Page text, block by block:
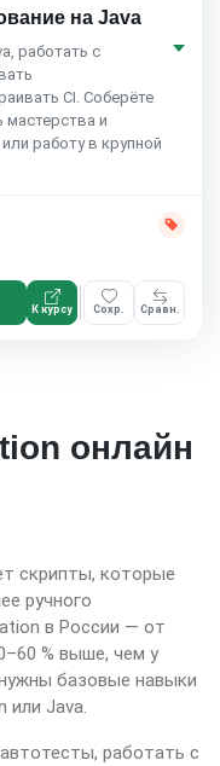
на Java
работать с
CI. Соберёте
и
работу в крупной
К курсу Сохр. Сравн.
онлайн
скрипты, которые
ручного
в России — от
% выше, чем у
базовые навыки
или Java.
работать с